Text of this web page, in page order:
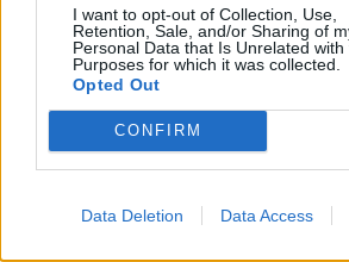
I want to opt-out of Collection, Use,
Retention, Sale, and/or Sharing of
Personal Data that Is Unrelated with
Purposes for which it was collected.
Opted Out
CONFIRM
Data Deletion Data Access